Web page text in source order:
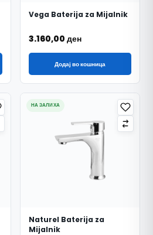
Vega Baterija za Mijalnik
3.160,00 ден
Додај во кошница
НА ЗАЛИХА
Naturel Baterija za
Mijalnik